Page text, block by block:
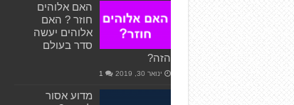
האם אלוהים
חוזר ? האם
אלוהים יעשה
סדר בעולם
הזה?
ינואר 30, 2019 1
מדוע אסור